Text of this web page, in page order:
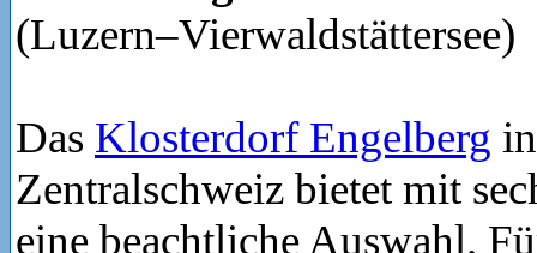
(Luzern–Vierwaldstättersee)
Das Klosterdorf Engelberg
Zentralschweiz bietet mit
eine beachtliche Auswahl.